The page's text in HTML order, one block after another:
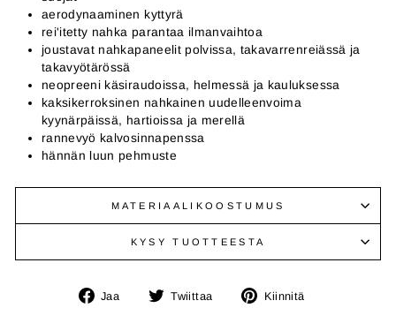
aerodynaaminen kyttyrä
rei'itetty nahka parantaa ilmanvaihtoa
joustavat nahkapaneelit polvissa, takavarrenreiässä ja
takavyötärössä
neopreeni käsiraudoissa, helmessä ja kauluksessa
kaksikerroksinen nahkainen uudelleenvoima
kyynärpäissä, hartioissa ja merellä
rannevyö kalvosinnapenssa
hännän luun pehmuste
MATERIAALIKOOSTUMUS
KYSY TUOTTEESTA
Jaa
Jaa
Twiittaa
TwiittaaKiinnitä